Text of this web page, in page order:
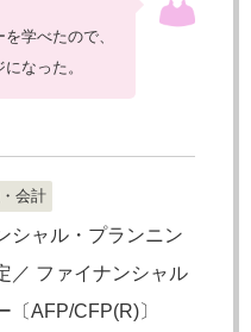
学べたので、
なった。
会計
シャル・プランニン
／ ファイナンシャル
〔AFP/CFP(R)〕